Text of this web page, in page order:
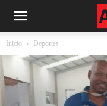
Inicio Deportes